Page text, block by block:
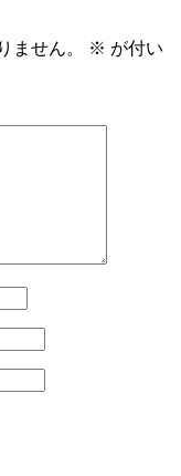
ません。 ※ が付い